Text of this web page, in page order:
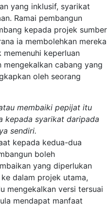
yang inklusif, syarikat
Ramai pembangun
kepada projek sumber
ia membolehkan mereka
keperluan
mengekalkan cabang yang
oleh seorang
membaiki pepijat itu
kepada syarikat daripada
sendiri.
kepada kedua-dua
boleh
yang diperlukan
dalam projek utama,
mengekalkan versi tersuai
mendapat manfaat